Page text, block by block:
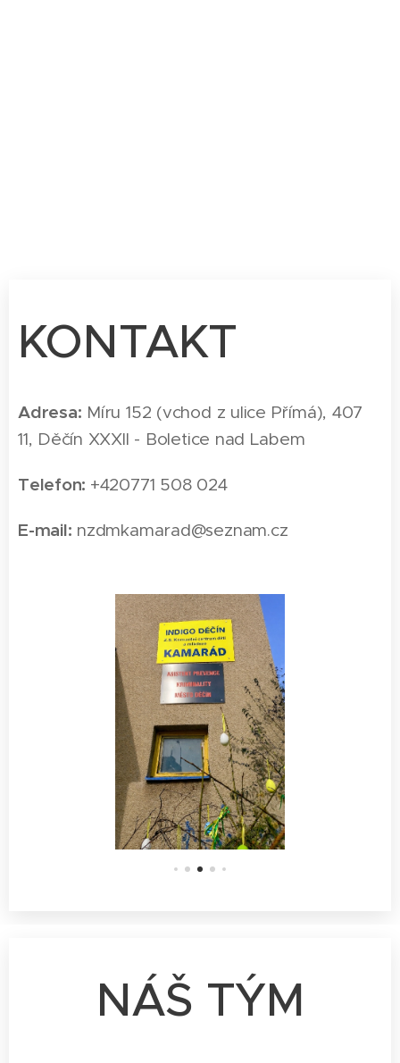
KONTAKT
Adresa: Míru 152 (vchod z ulice Přímá), 407
11, Děčín XXXII - Boletice nad Labem
Telefon: +420771 508 024
E-mail: nzdmkamarad@seznam.cz
NÁŠ TÝM